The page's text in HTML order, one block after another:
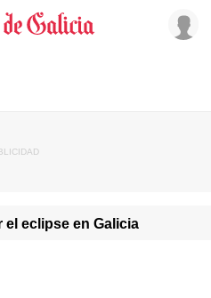
el eclipse en Galicia